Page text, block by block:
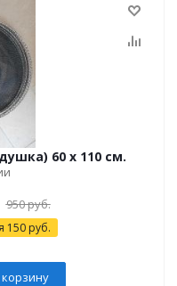
60 х 110 см.
950руб.
150 руб.